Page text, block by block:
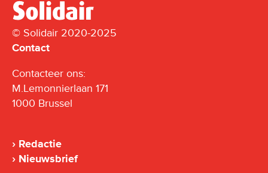
© Solidair 2020-2025
Contact
Contacteer ons:
M.Lemonnierlaan 171
1000 Brussel
Redactie
Nieuwsbrief